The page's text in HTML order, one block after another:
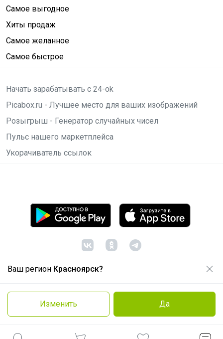
Ваш регион Красноярск?
Изменить Да
Самое выгодное
Хиты продаж
Самое желанное
Самое быстрое
Начать зарабатывать с 24-ok
Picabox.ru - Лучшее место для ваших изображений
Розыгрыш - Генератор случайных чисел
Пульс нашего маркетплейса
Укорачиватель ссылок
© ООО "Лявита", ОГРН 1122468054070, 2012 -2026
Политика конфиденциальности
Cоглашение пользователя